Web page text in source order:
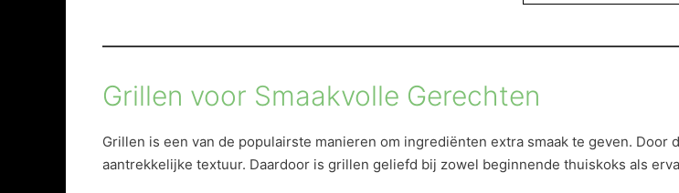
Grillen voor Smaakvolle Gerechten
Grillen is een van de populairste manieren om ingrediënten extra smaak te geven.
aantrekkelijke textuur. Daardoor is grillen geliefd bij zowel beginnende thuiskoks als